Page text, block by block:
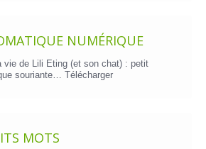
NUMÉRIQUE
vie de Lili Eting (et son chat) : petit
souriante… Télécharger
MOTS